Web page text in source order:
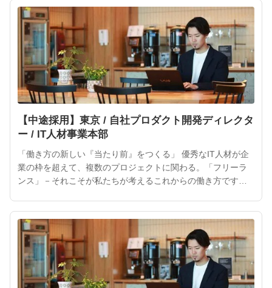
や社会にとって、大きな力となるはずです。インターネット
が私たちの「当たり前」になったように、ITフリーランスを
働き方
【中途採用】東京 / 自社プロダクト開発ディレクタ
ー / IT人材事業本部
「働き方の新しい『当たり前』をつくる」 優秀なIT人材が企
業の枠を超えて、複数のプロジェクトに関わる。「フリーラ
ンス」－それこそが私たちが考えるこれからの働き方です。
や社会にとって、大きな力となるはずです。インターネット
が私たちの「当たり前」になったように、ITフリーランスを
働き方